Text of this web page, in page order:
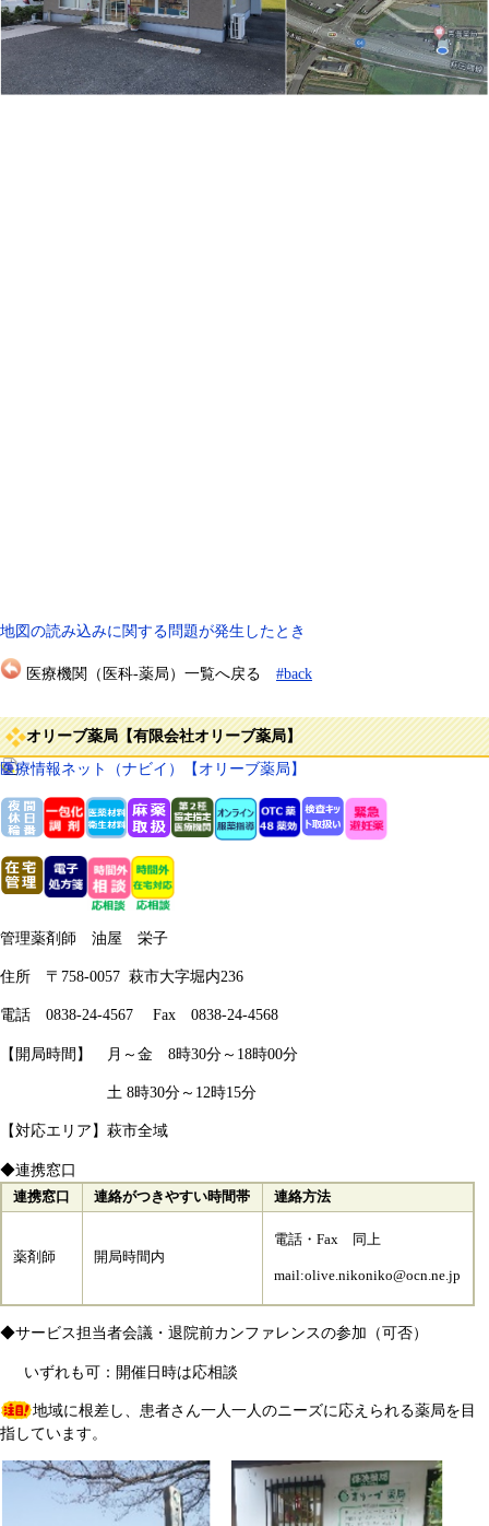
地図の読み込みに関する問題が発生したとき
医療機関（医科-薬局）一覧へ戻る #back
オリーブ薬局【有限会社オリーブ薬局】
医療情報ネット（ナビイ）【オリーブ薬局】
管理薬剤師 油屋 栄子
住所 〒758-0057 萩市大字堀内236
電話 0838-24-4567 Fax 0838-24-4568​
【開局時間】 月～金 8時30分～18時00分
土 8時30分～12時15分
【対応エリア】萩市全域
◆連携窓口
連携窓口 連絡がつきやすい時間帯 連絡方法
薬剤師 開局時間内
電話・Fax 同上
mail:olive.nikoniko@ocn.ne.jp
◆サービス担当者会議・退院前カンファレンスの参加（可否）
いずれも可：開催日時は応相談
地域に根差し、患者さん一人一人のニーズに応えられる薬局を目
指しています。